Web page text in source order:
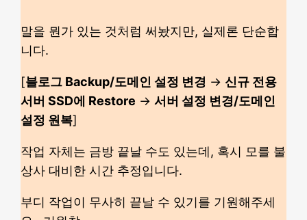
말을 뭔가 있는 것처럼 써놨지만, 실제론 단순합
니다.
[블로그 Backup/도메인 설정 변경 → 신규 전용
서버 SSD에 Restore →서버 설정 변경/도메인
설정 원복]
작업 자체는 금방 끝날 수도 있는데, 혹시 모를 불
상사 대비한 시간 추정입니다.
부디 작업이 무사히 끝날 수 있기를 기원해주세